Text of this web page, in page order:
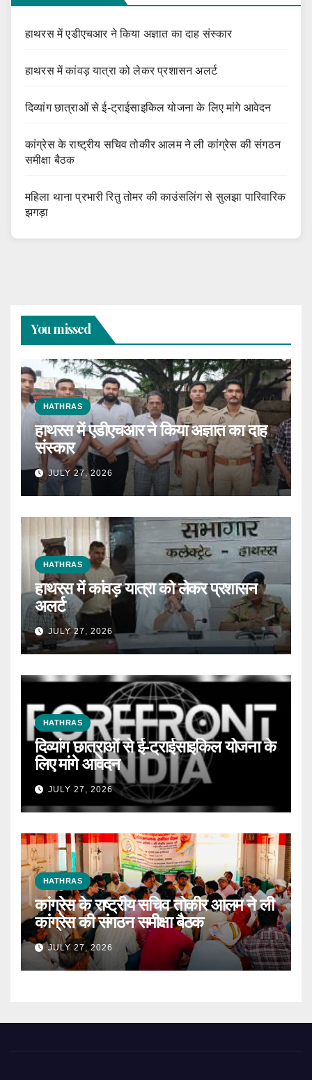
हाथरस में एडीएचआर ने किया अज्ञात का दाह संस्कार
हाथरस में कांवड़ यात्रा को लेकर प्रशासन अलर्ट
दिव्यांग छात्राओं से ई-ट्राईसाइकिल योजना के लिए मांगे आवेदन
कांग्रेस के राष्ट्रीय सचिव तोकीर आलम ने ली कांग्रेस की संगठन
समीक्षा बैठक
महिला थाना प्रभारी रितु तोमर की काउंसलिंग से सुलझा पारिवारिक
झगड़ा
You missed
HATHRAS
हाथरस में एडीएचआर ने किया अज्ञात का दाह
संस्कार
JULY 27, 2026
HATHRAS
हाथरस में कांवड़ यात्रा को लेकर प्रशासन
अलर्ट
JULY 27, 2026
HATHRAS
दिव्यांग छात्राओं से ई-ट्राईसाइकिल योजना के
लिए मांगे आवेदन
JULY 27, 2026
HATHRAS
कांग्रेस के राष्ट्रीय सचिव तोकीर आलम ने ली
कांग्रेस की संगठन समीक्षा बैठक
JULY 27, 2026